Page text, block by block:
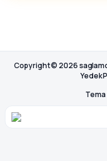
Copyright © 2026
Yedek
Tema